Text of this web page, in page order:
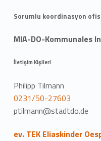
Sorumlu koordinasyon
MIA-DO-Kommunales
İletişim Kişileri
Philipp Tilmann
0231/50-27603
ptilmann@stadtdo.de
ev. TEK Eliaskinder